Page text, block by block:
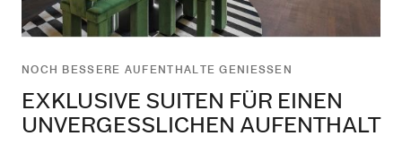
NOCH BESSERE AUFENTHALTE GENIESSEN
EXKLUSIVE SUITEN FÜR EINEN
UNVERGESSLICHEN AUFENTHALT